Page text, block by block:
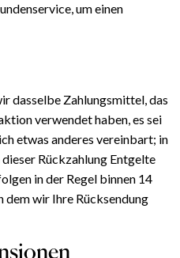
um einen
dasselbe Zahlungsmittel, das
verwendet haben, es sei
etwas anderes vereinbart; in
Rückzahlung Entgelte
in der Regel binnen 14
wir Ihre Rücksendung